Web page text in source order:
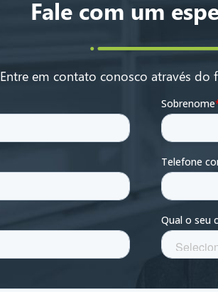
Fale com um
Entre em contato conosco através do